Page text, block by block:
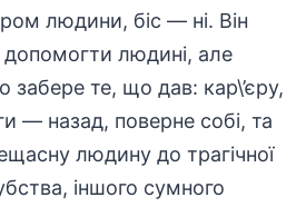
людини, біс — ні. Він
людині, але
забере те, що дав: кар\’єру,
— назад, поверне собі, та
людину до трагічної
іншого сумного